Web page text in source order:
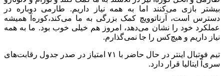
بیشتر بازی می‌کنند اما به همه نیاز داریم. طارمی دوباره در
دسترس است، آرناتوویچ کمک بزرگی به ما می‌کند،کوره‌آ همیشه
عملکرد خود را نشان می‌دهد، امروز هم خیلی خوب بود. ما به همه
نیاز داریم و هیچ‌کس را جا نمی‌گذارم.
تیم فوتبال اینتر در حال حاضر با ۷۱ امتیاز در صدر جدول رقابت‌های
سری‌آ ایتالیا قرار دارد.